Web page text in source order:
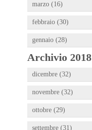
marzo (16)
febbraio (30)
gennaio (28)
Archivio
dicembre (32)
novembre (32)
ottobre (29)
settembre (31)